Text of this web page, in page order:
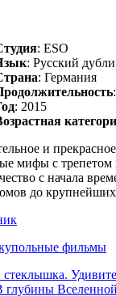
: ESO
: Русский
: Германия
: 2015
и
мифы с трепетом
с начала
до
фильмы
стеклышка.
глубины Вселенной